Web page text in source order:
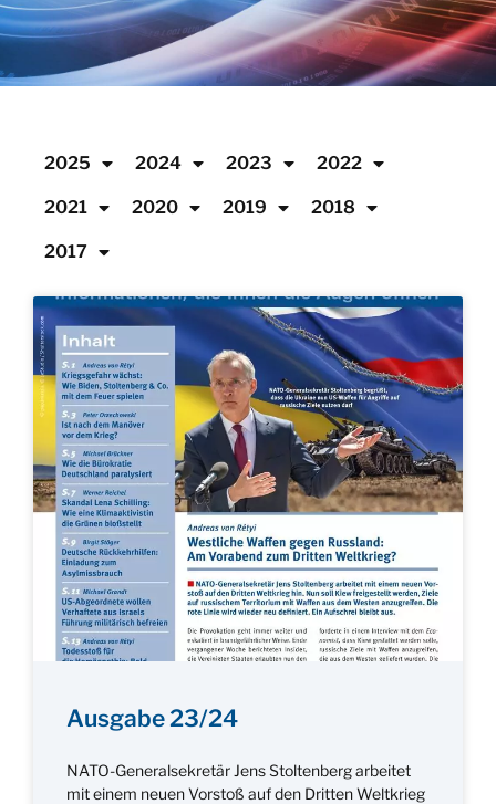
2025 2024 2023 2022
2021 2020 2019 2018
2017
Ausgabe 23/24
NATO-Generalsekretär Jens Stoltenberg arbeitet
mit einem neuen Vorstoß auf den Dritten Weltkrieg